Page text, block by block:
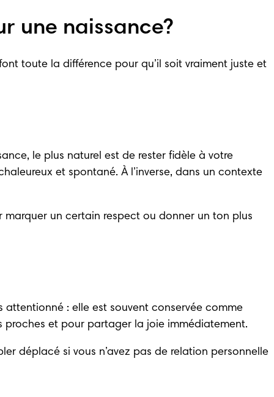
une naissance?
toute la différence pour qu’il soit vraiment juste et
le plus naturel est de rester fidèle à votre
et spontané. À l’inverse, dans un contexte
marquer un certain respect ou donner un ton plus
: elle est souvent conservée comme
proches et pour partager la joie immédiatement.
déplacé si vous n’avez pas de relation personnelle